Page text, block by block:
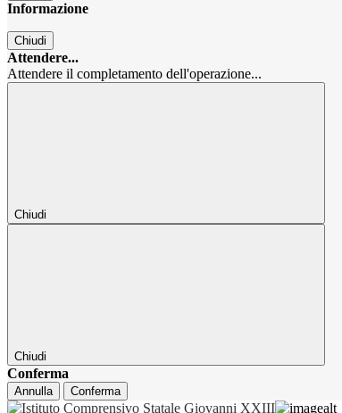
Informazione
Chiudi
Attendere...
Attendere il completamento dell'operazione...
Chiudi
Chiudi
Conferma
Annulla Conferma